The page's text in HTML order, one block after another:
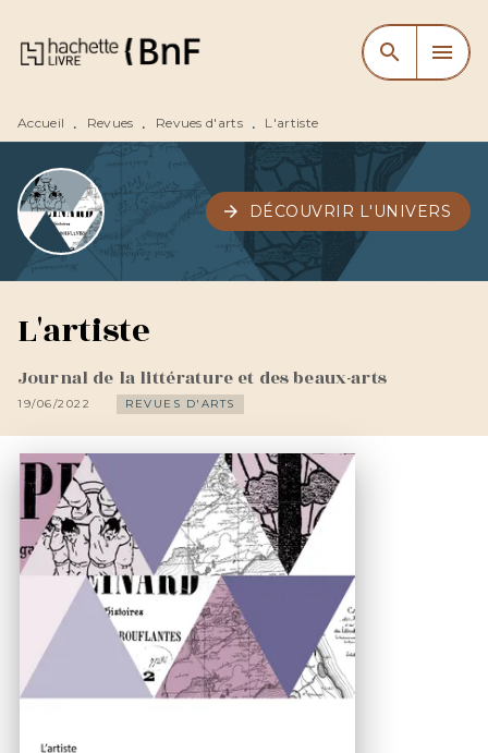
MENU RECHERCHE
CONTENU
search menu
Accueil • Revues • Revues d'arts • L'artiste
arrow_forward DÉCOUVRIR L'UNIVERS
L'artiste
Journal de la littérature et des beaux-arts
19/06/2022 REVUES D'ARTS